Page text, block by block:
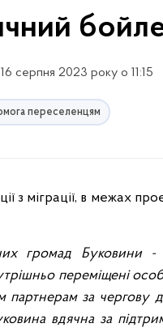
серпня 2023 року о 11:15
переселенцям
громад Буковини -
переміщені
за чергову
вдячна за